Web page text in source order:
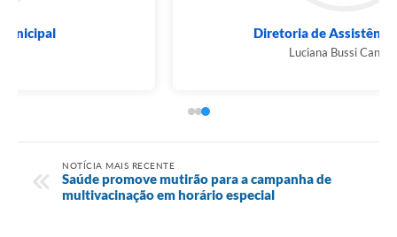
Diretoria de Assistência Social
NOTÍCIA MAIS RECENTE
Saúde promove mutirão para a campanha de
multivacinação em horário especial